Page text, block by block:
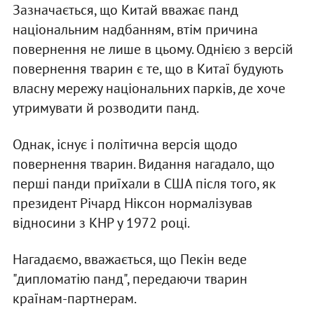
Зазначається, що Китай вважає панд
національним надбанням, втім причина
повернення не лише в цьому. Однією з версій
повернення тварин є те, що в Китаї будують
власну мережу національних парків, де хоче
утримувати й розводити панд.
Однак, існує і політична версія щодо
повернення тварин. Видання нагадало, що
перші панди приїхали в США після того, як
президент Річард Ніксон нормалізував
відносини з КНР у 1972 році.
Нагадаємо, вважається, що Пекін веде
"дипломатію панд", передаючи тварин
країнам-партнерам.